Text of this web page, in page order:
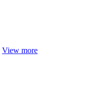
View more